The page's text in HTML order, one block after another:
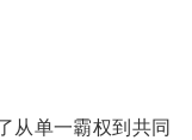
从单一霸权到共同